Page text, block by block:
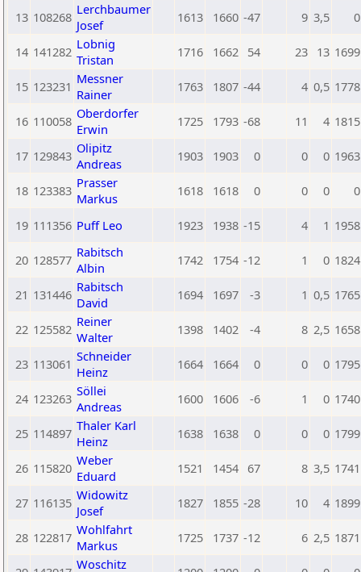
13 108268 Lerchbaumer
Josef
1613 1660 -47 9 3,5 0
14 141282 Lobnig
Tristan
1716 1662 54 23 13 1699
15 123231 Messner
Rainer
1763 1807 -44 4 0,5 1778
16 110058 Oberdorfer
Erwin
1725 1793 -68 11 4 1815
17 129843 Olipitz
Andreas
1903 1903 0 0 0 1963
18 123383 Prasser
Markus
1618 1618 0 0 0 0
19 111356 Puff Leo 1923 1938 -15 4 1 1958
20 128577 Rabitsch
Albin
1742 1754 -12 1 0 1824
21 131446 Rabitsch
David
1694 1697 -3 1 0,5 1765
22 125582 Reiner
Walter
1398 1402 -4 8 2,5 1658
23 113061 Schneider
Heinz
1664 1664 0 0 0 1795
24 123263 Söllei
Andreas
1600 1606 -6 1 0 1740
25 114897 Thaler Karl
Heinz
1638 1638 0 0 0 1799
26 115820 Weber
Eduard
1521 1454 67 8 3,5 1741
27 116135 Widowitz
Josef
1827 1855 -28 10 4 1899
28 122817 Wohlfahrt
Markus
1725 1737 -12 6 2,5 1871
Woschitz